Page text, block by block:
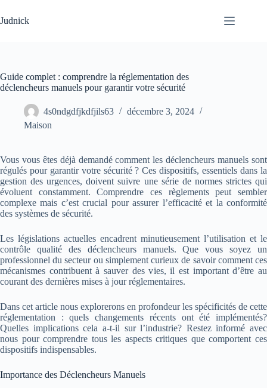
au
contenu
Judnick
Guide complet : comprendre la réglementation des
déclencheurs manuels pour garantir votre sécurité
4s0ndgdfjkdfjils63
décembre 3, 2024
Maison
Vous vous êtes déjà demandé comment les déclencheurs manuels sont
régulés pour garantir votre sécurité ? Ces dispositifs, essentiels dans la
gestion des urgences, doivent suivre une série de normes strictes qui
évoluent constamment. Comprendre ces règlements peut sembler
complexe mais c’est crucial pour assurer l’efficacité et la conformité
des systèmes de sécurité.
Les législations actuelles encadrent minutieusement l’utilisation et le
contrôle qualité des déclencheurs manuels. Que vous soyez un
professionnel du secteur ou simplement curieux de savoir comment ces
mécanismes contribuent à sauver des vies, il est important d’être au
courant des dernières mises à jour réglementaires.
Dans cet article nous explorerons en profondeur les spécificités de cette
réglementation : quels changements récents ont été implémentés?
Quelles implications cela a-t-il sur l’industrie? Restez informé avec
nous pour comprendre tous les aspects critiques que comportent ces
dispositifs indispensables.
Importance des Déclencheurs Manuels